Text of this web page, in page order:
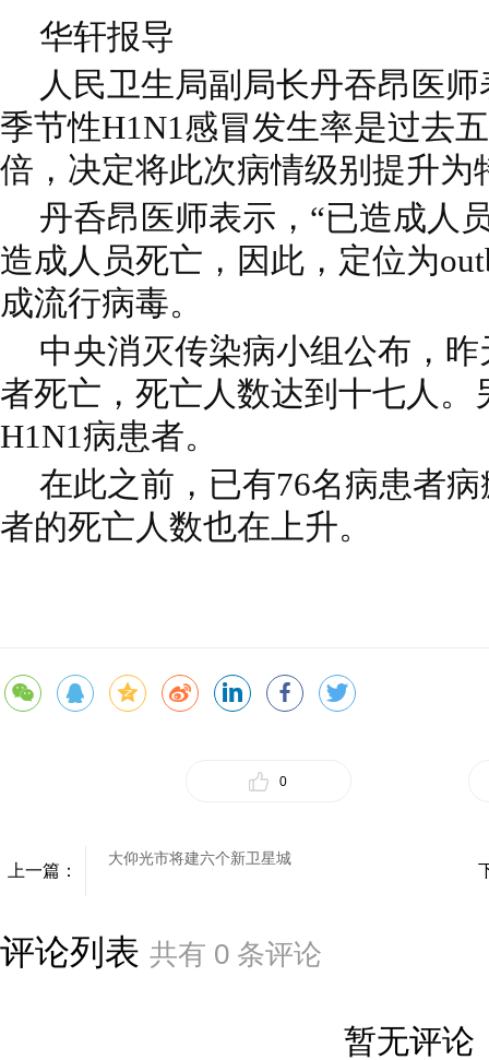
华轩报导
人民卫生局副局长丹吞昂医
季节性H1N1感冒发生率是过去
倍，决定将此次病情级别提升为
丹呑昂医师表示，“已造成人
造成人员死亡，因此，定位为
成流行病毒。
中央消灭传染病小组公布，
者死亡，死亡人数达到十七人。
H1N1病患者。
在此之前，已有76名病患者
者的死亡人数也在上升。
0
上一篇：
大仰光市将建六个新卫星城
评论列表 共有 0 条评论
暂无评论